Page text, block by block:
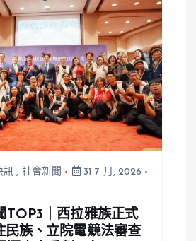
訊 , 社會新聞
31 7 月, 2026
TOP3｜西拉雅族正式
民族、立院電競法審查